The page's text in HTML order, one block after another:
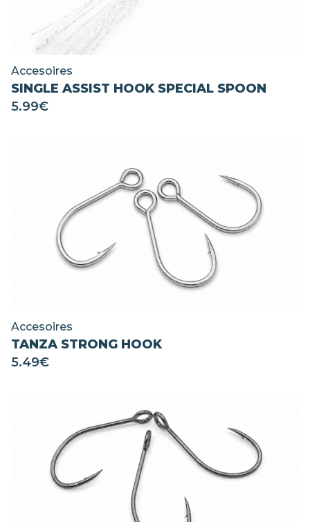
Accesoires
SINGLE ASSIST HOOK SPECIAL SPOON
5.99€
Accesoires
TANZA STRONG HOOK
5.49€